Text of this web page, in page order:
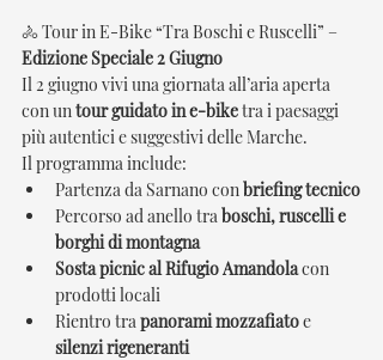
🚴 Tour in E-Bike “Tra Boschi e Ruscelli” –
Edizione Speciale 2 Giugno
Il 2 giugno vivi una giornata all’aria aperta
con un tour guidato in e-bike tra i paesaggi
più autentici e suggestivi delle Marche.
Il programma include:
Partenza da Sarnano con briefing tecnico
Percorso ad anello tra boschi, ruscelli e
borghi di montagna
Sosta picnic al Rifugio Amandola con
prodotti locali
Rientro tra panorami mozzafiato e
silenzi rigeneranti